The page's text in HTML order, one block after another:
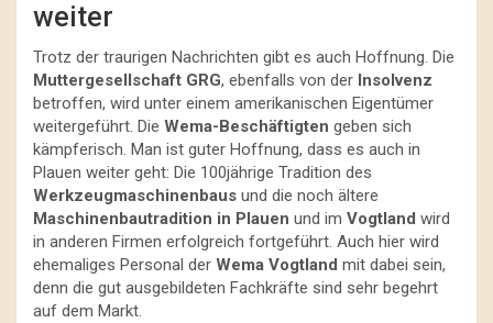
weiter
Trotz der traurigen Nachrichten gibt es auch Hoffnung. Die
Muttergesellschaft GRG, ebenfalls von der Insolvenz
betroffen, wird unter einem amerikanischen Eigentümer
weitergeführt. Die Wema-Beschäftigten geben sich
kämpferisch. Man ist guter Hoffnung, dass es auch in
Plauen weiter geht: Die 100jährige Tradition des
Werkzeugmaschinenbaus und die noch ältere
Maschinenbautradition in Plauen und im Vogtland wird
in anderen Firmen erfolgreich fortgeführt. Auch hier wird
ehemaliges Personal der Wema Vogtland mit dabei sein,
denn die gut ausgebildeten Fachkräfte sind sehr begehrt
auf dem Markt.